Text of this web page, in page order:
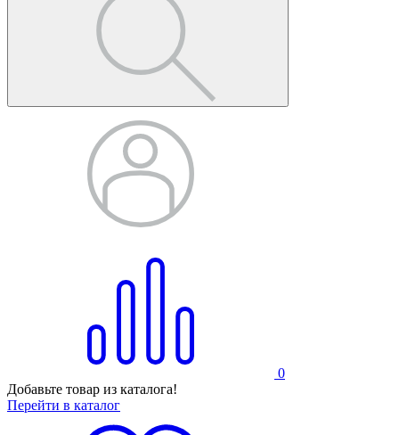
0
Добавьте товар из каталога!
Перейти в каталог